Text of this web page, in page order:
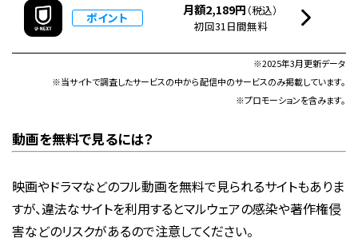
ポイント 月額2,189円 （税込）
初回31日間無料
※2025年3月更新データ
※当サイトで調査したサービスの中から配信中のサービスのみ掲載しています。
※プロモーションを含みます。
動画を無料で見るには？
映画やドラマなどのフル動画を無料で見られるサイトもありま
すが、違法なサイトを利用するとマルウェアの感染や著作権侵
害などのリスクがあるので注意してください。